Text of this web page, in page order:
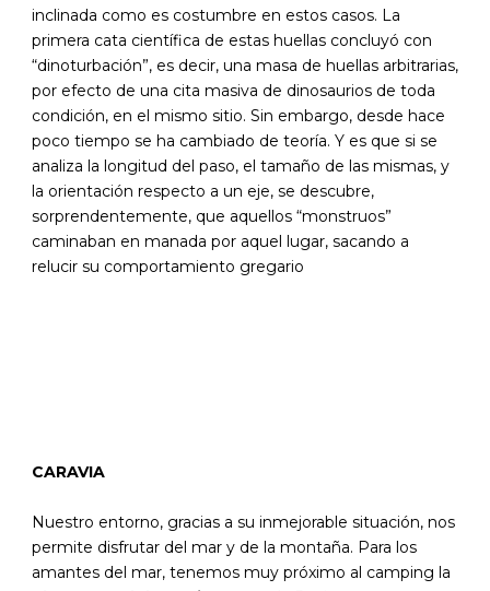
inclinada como es costumbre en estos casos. La
primera cata científica de estas huellas concluyó con
“dinoturbación”, es decir, una masa de huellas arbitrarias,
por efecto de una cita masiva de dinosaurios de toda
condición, en el mismo sitio. Sin embargo, desde hace
poco tiempo se ha cambiado de teoría. Y es que si se
analiza la longitud del paso, el tamaño de las mismas, y
la orientación respecto a un eje, se descubre,
sorprendentemente, que aquellos “monstruos”
caminaban en manada por aquel lugar, sacando a
relucir su comportamiento gregario
CARAVIA
Nuestro entorno, gracias a su inmejorable situación, nos
permite disfrutar del mar y de la montaña. Para los
amantes del mar, tenemos muy próximo al camping la